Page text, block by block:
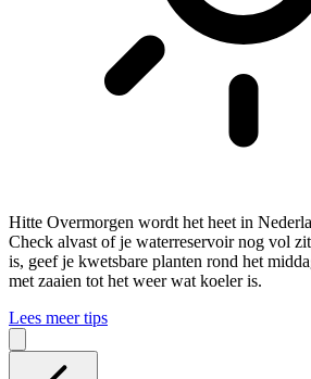
Hitte Overmorgen wordt het heet in
Check alvast of je waterreservoir nog vol
is, geef je kwetsbare planten rond het
met zaaien tot het weer wat koeler is.
Lees meer tips